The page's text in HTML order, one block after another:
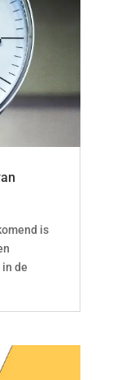
is
de